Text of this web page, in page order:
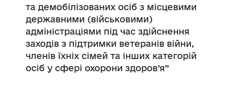
та демобілізованих осіб з місцевими
державними (військовими)
адміністраціями під час здійснення
заходів з підтримки ветеранів війни,
членів їхніх сімей та інших категорій
осіб у сфері охорони здоров’я”